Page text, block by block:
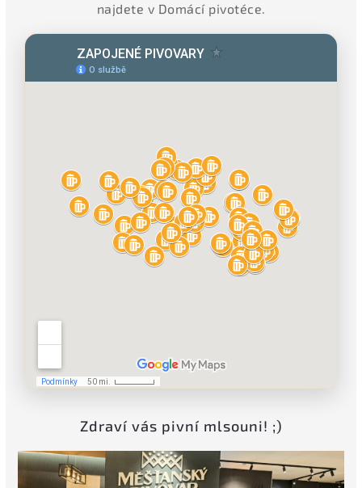
najdete v Domácí pivotéce.
Zdraví vás pivní mlsouni! ;)